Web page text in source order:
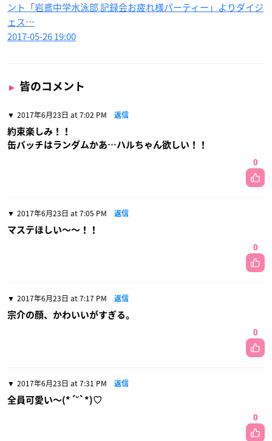
ント「岩鳶中学水泳部 記録会お疲れ様パーティー」よりダイジ
ェス…
2017-05-26 19:00
皆のコメント
2017年6月23日 at 7:02 PM 返信
約束楽しみ！！
缶バッチはランダムかあ…ハルちゃん欲しい！！
0
2017年6月23日 at 7:05 PM 返信
マステほしい〜〜！！
0
2017年6月23日 at 7:17 PM 返信
宗介の顔、かわいいがすぎる。
0
2017年6月23日 at 7:31 PM 返信
全員可愛い〜(*´˘`*)♡
0